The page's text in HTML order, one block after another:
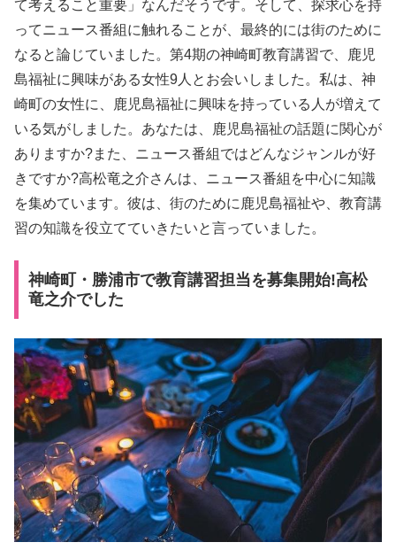
て考えること重要」なんだそうです。そして、探求心を持
ってニュース番組に触れることが、最終的には街のために
なると論じていました。第4期の神崎町教育講習で、鹿児
島福祉に興味がある女性9人とお会いしました。私は、神
崎町の女性に、鹿児島福祉に興味を持っている人が増えて
いる気がしました。あなたは、鹿児島福祉の話題に関心が
ありますか?また、ニュース番組ではどんなジャンルが好
きですか?高松竜之介さんは、ニュース番組を中心に知識
を集めています。彼は、街のために鹿児島福祉や、教育講
習の知識を役立てていきたいと言っていました。
神崎町・勝浦市で教育講習担当を募集開始!高松
竜之介でした